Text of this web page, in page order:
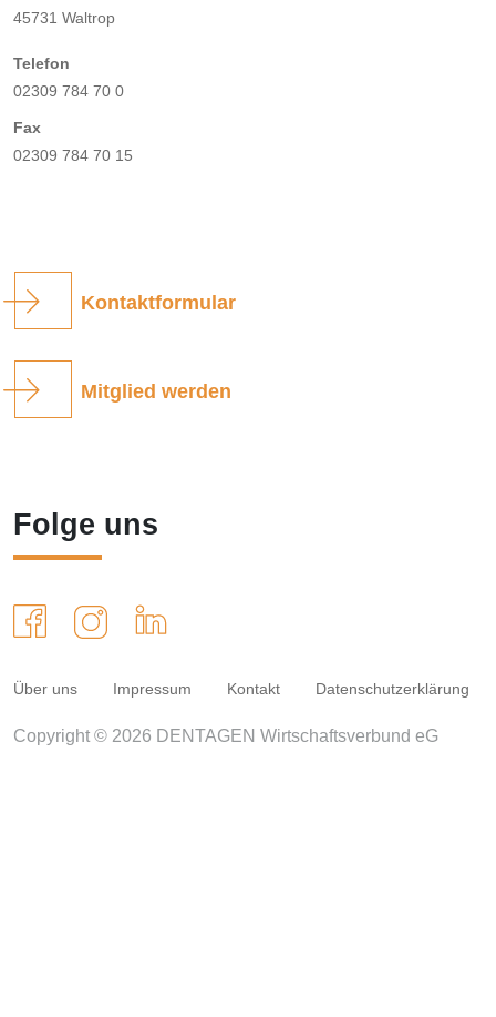
45731 Waltrop
Telefon
02309 784 70 0
Fax
02309 784 70 15
Kontaktformular
Mitglied werden
Folge uns
Über uns Impressum Kontakt Datenschutzerklärung
Copyright © 2026 DENTAGEN Wirtschaftsverbund eG